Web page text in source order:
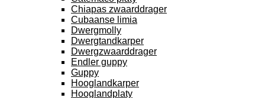
Chiapas zwaarddrager
Cubaanse limia
Dwergmolly
Dwergtandkarper
Dwergzwaarddrager
Endler guppy
Guppy
Hooglandkarper
Hooglandplaty